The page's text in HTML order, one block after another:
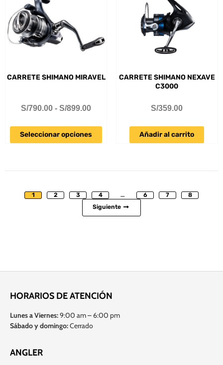
CARRETE SHIMANO MIRAVEL
S/790.00 - S/899.00
Seleccionar opciones
CARRETE SHIMANO NEXAVE
C3000
S/359.00
Añadir al carrito
1 2 3 4 … 6 7
8
Siguiente
HORARIOS DE ATENCIÓN
Lunes a Viernes:9:00 am – 6:00 pm
Sábado y domingo:Cerrado
ANGLER